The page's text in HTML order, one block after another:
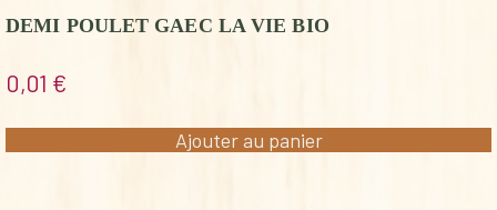
DEMI POULET GAEC LA VIE BIO
0,01 €
Ajouter au panier